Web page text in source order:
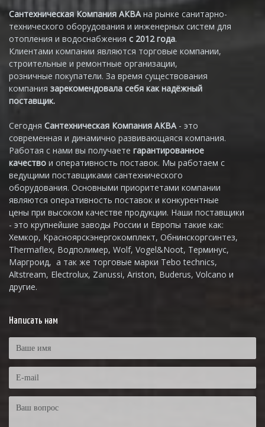
Сантехническая Компания АКВАна рынке санитарно-
технического оборудования и инженерных систем для
отопления и водоснабжения с 2012 года.
Клиентами компании являются торговые компании,
строительные и ремонтные организации,
розничные покупатели. За время существования
компания зарекомендовала себя как надёжный
поставщик.
Сегодня Сантехническая Компания АКВА - это
современная и динамично развивающаяся компания.
Работая с нами вы получаете гарантированное
качество и оперативность поставок. Мы работаем с
ведущими поставщиками сантехнического
оборудования. Основными приоритетами компании
являются оперативность поставок и конкурентные
цены при высоком качестве продукции. Наши поставщики
- это крупнейшие заводы России и Европы такие как:
Хемкор, Красноярскэнергокомплект, Обнинскоргсинтез,
Thermaflex, Водполимер, Wolf, Vogel&Noot, Терминус,
Маргроид, а так же торговые марки Tebo technics,
Altstream, Electrolux, Zanussi, Ariston, Buderus, Volcano и
другие.
Написать нам